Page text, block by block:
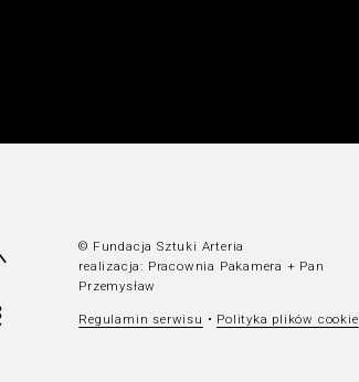
© Fundacja Sztuki Arteria
realizacja: Pracownia Pakamera + Pan
Przemysław
Regulamin serwisu • Polityka plików cookie